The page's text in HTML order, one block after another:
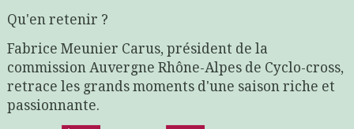
Qu'en retenir ?
Fabrice Meunier Carus, président de la
commission Auvergne Rhône-Alpes de Cyclo-cross,
retrace les grands moments d'une saison riche et
passionnante.